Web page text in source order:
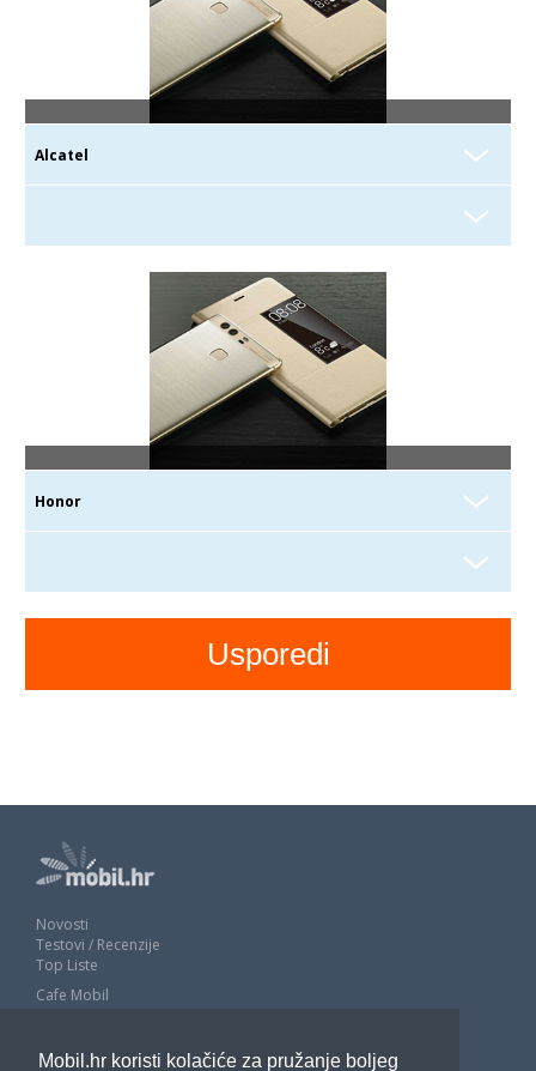
Mobil.hr koristi kolačiće za pružanje boljeg
Novosti
Testovi / Recenzije
Top Liste
Cafe Mobil
Impressum